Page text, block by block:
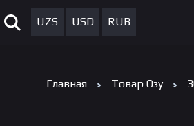
UZS USD RUB
Главная Товар Озу